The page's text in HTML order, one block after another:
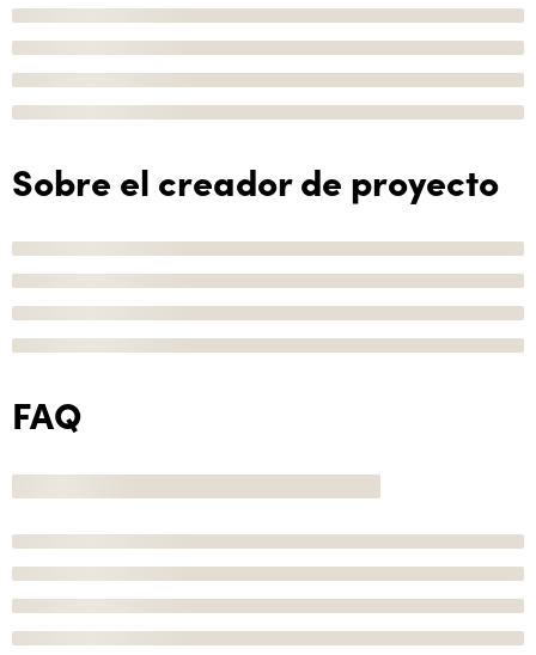
Sobre el creador de proyecto
FAQ